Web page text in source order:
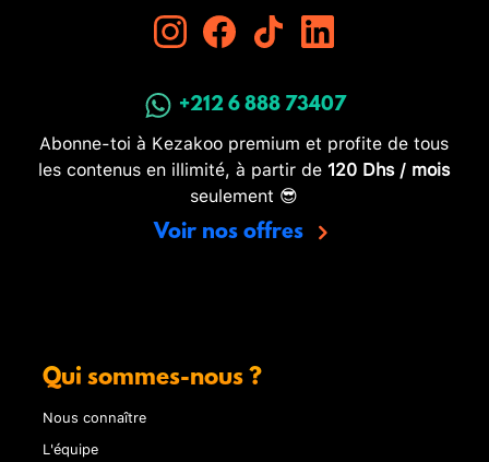
+212 6 888 73407
Abonne-toi à Kezakoo premium et profite de tous
les contenus en illimité, à partir de 120 Dhs / mois
seulement 😎
Voir nos offres
Qui sommes-nous ?
Nous connaître
L'équipe